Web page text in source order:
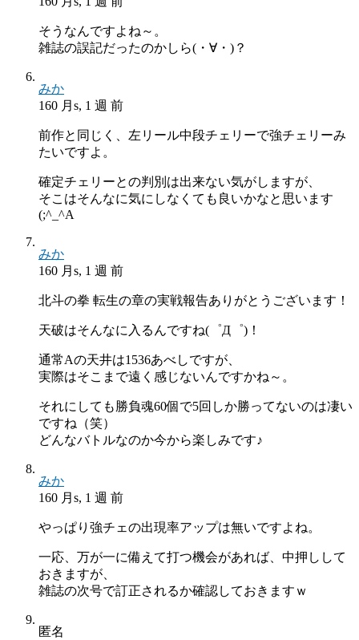
そうなんですよね～。
雑誌の誤記だったのかしら(・∀・)？
みか
160 月s, 1 週 前
前作と同じく、左リール中段チェリーで強チェリーみ
たいですよ。
確定チェリーとの判別は出来ない気がしますが、
そこはそんなに気にしなくても良いかなと思います
(;^_^A
みか
160 月s, 1 週 前
北斗の拳 転生の章の実戦報告ありがとうございます！
天破はそんなに入るんですね(゜Д゜)！
通常Aの天井は1536あべしですが、
実際はそこまで遠く感じないんですかね～。
それにしても勝負魂60個で5回しか勝ってないのは凄い
ですね（笑）
どんなバトルなのか今から楽しみです♪
みか
160 月s, 1 週 前
やっぱり強チェの出現率アップは無いですよね。
一応、万が一に備えて打つ機会があれば、中押しして
おきますが、
雑誌の次号で訂正されるか確認しておきますｗ
匿名